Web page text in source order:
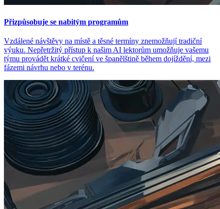
Přizpůsobuje se nabitým programům
Vzdálené návštěvy na místě a těsné termíny znemožňují tradiční
výuku. Nepřetržitý přístup k našim AI lektorům umožňuje vašemu
týmu provádět krátké cvičení ve španělštině během dojíždění, mezi
fázemi návrhu nebo v terénu.